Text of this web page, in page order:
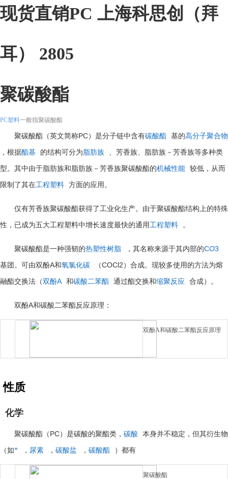
现货直销PC 上海科思创（拜
耳） 2805
聚碳酸酯
PC塑料一般指聚碳酸酯
聚碳酸酯（英文简称PC）是分子链中含有碳酸酯 基的高分子聚合物
，根据酯基 的结构可分为 脂肪族 、芳香族、脂肪族－芳香族等多种类
型。其中由于脂肪族和脂肪族－芳香族聚碳酸酯的机械性能 较低，从而
限制了其在工程塑料 方面的应用。
仅有芳香族聚碳酸酯获得了工业化生产。由于聚碳酸酯结构上的特殊
性，已成为五大工程塑料中增长速度最快的通用 工程塑料 。
聚碳酸酯是一种强韧的热塑性树脂 ，其名称来源于其内部的CO3
基团。可由双酚A和氧氯化碳 （COCl2 ）合成。现较多使用的方法为熔
融酯交换法（ 双酚A 和碳酸二苯酯 通过酯交换和缩聚反应 合成）。
双酚A和碳酸二苯酯反应原理：
双酚A和碳酸二苯酯反应原理
性质
化学
聚碳酸酯（ PC）是碳酸的聚酯类， 碳酸 本身并不稳定，但其衍生物
（如* ， 尿素 ， 碳酸盐 ， 碳酸酯 ）都有
聚碳酸酯